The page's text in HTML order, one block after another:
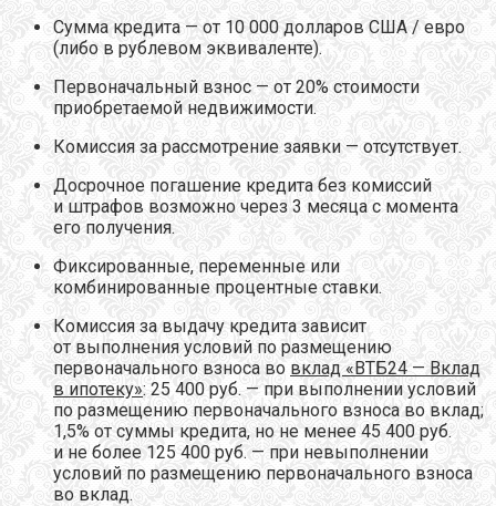
Сумма кредита — от 10 000 долларов США / евро
(либо в рублевом эквиваленте).
Первоначальный взнос — от 20% стоимости
приобретаемой недвижимости.
Комиссия за рассмотрение заявки — отсутствует.
Досрочное погашение кредита без комиссий
и штрафов возможно через 3 месяца с момента
его получения.
Фиксированные, переменные или
комбинированные процентные ставки.
Комиссия за выдачу кредита зависит
от выполнения условий по размещению
первоначального взноса во вклад «ВТБ24 — Вклад
в ипотеку»: 25 400 руб. — при выполнении условий
по размещению первоначального взноса во вклад;
1,5% от суммы кредита, но не менее 45 400 руб.
и не более 125 400 руб. — при невыполнении
условий по размещению первоначального взноса
во вклад.